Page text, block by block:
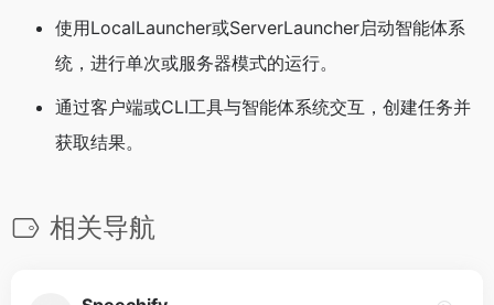
使用LocalLauncher或ServerLauncher启动智能体系
统，进行单次或服务器模式的运行。
通过客户端或CLI工具与智能体系统交互，创建任务并
获取结果。
相关导航